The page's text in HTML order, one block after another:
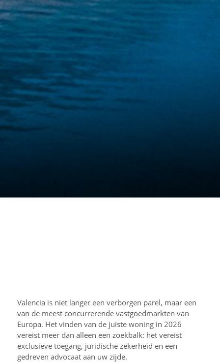
Valencia is niet langer een verborgen parel, maar een
van de meest concurrerende vastgoedmarkten van
Europa. Het vinden van de juiste woning in 2026
vereist meer dan alleen een zoekbalk: het vereist
exclusieve toegang, juridische zekerheid en een
gedreven advocaat aan uw zijde.